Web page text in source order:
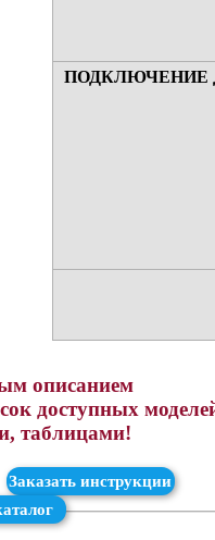
ПОДКЛЮЧЕНИЕ
описанием
доступных
таблицами!
Заказать инструкции